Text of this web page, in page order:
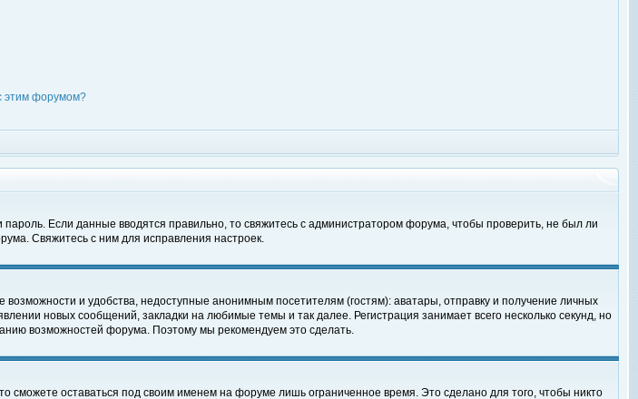
этим форумом?
Если данные вводятся правильно, то свяжитесь с администратором форума, чтобы проверить, не был ли
Свяжитесь с ним для исправления настроек.
и удобства, недоступные анонимным посетителям (гостям): аватары, отправку и получение личных
новых сообщений, закладки на любимые темы и так далее. Регистрация занимает всего несколько секунд, но
возможностей форума. Поэтому мы рекомендуем это сделать.
оставаться под своим именем на форуме лишь ограниченное время. Это сделано для того, чтобы никто